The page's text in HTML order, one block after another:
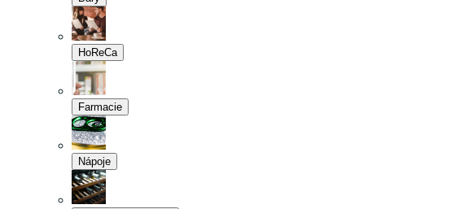
HoReCa
Farmacie
Nápoje